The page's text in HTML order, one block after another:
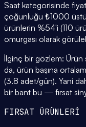
Saat kategorisinde
çoğunluğu ₺1000
ürünlerin %54'i (110
omurgası olarak
İlginç bir gözlem: Ürün
da, ürün başına
(3.8 adet/gün). Yani
bir bant bu — fırsat
FIRSAT ÜRÜNLERİ